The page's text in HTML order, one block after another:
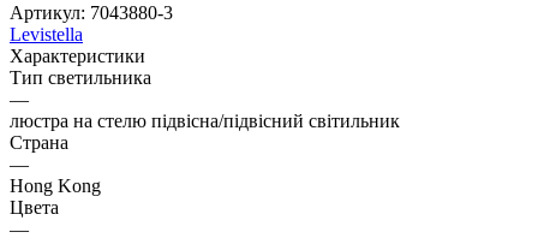
Артикул: 7043880-3
Levistella
Характеристики
Тип светильника
—
люстра на стелю підвісна/підвісний світильник
Страна
—
Hong Kong
Цвета
—